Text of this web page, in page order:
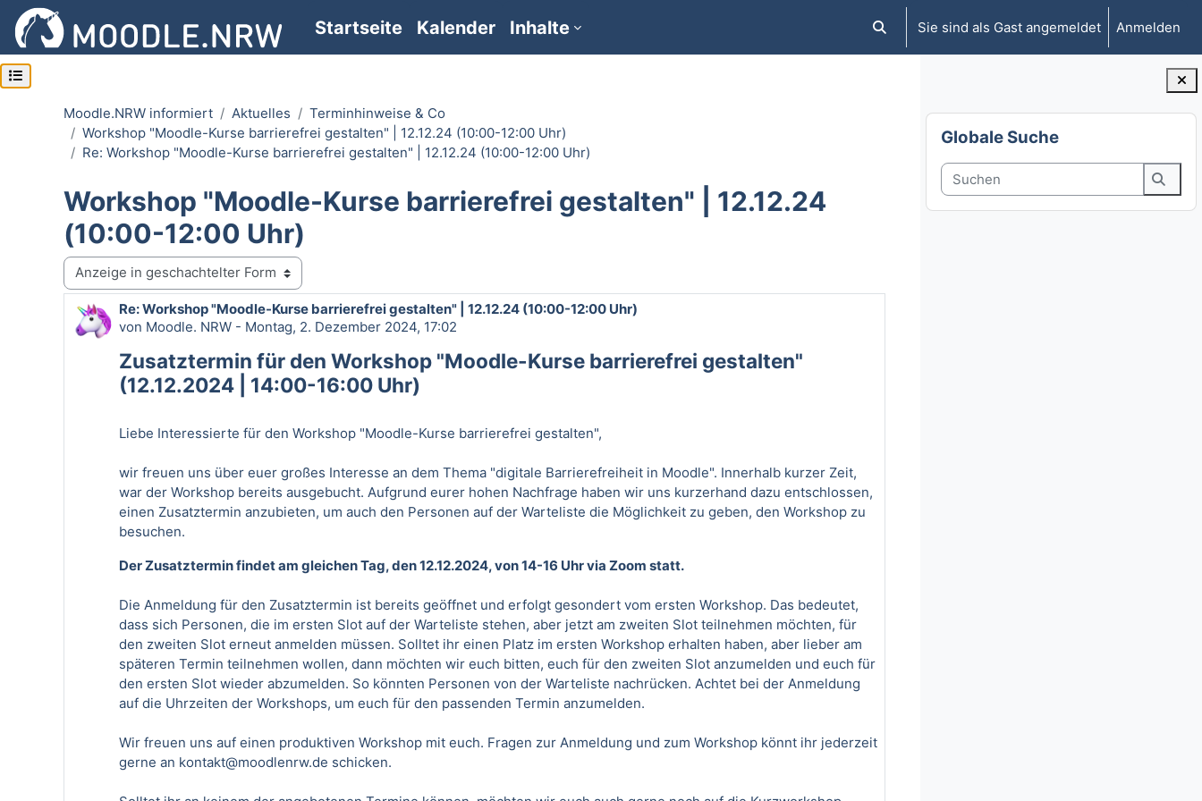
Zum Hauptinhalt
Startseite Kalender Inhalte Sucheingabe umschalten
Sie sind als Gast angemeldet Anmelden
Blöcke
Globale Suche überspringen
Globale Suche
Suchen
Kursindex öffnen
Moodle.NRW informiert Aktuelles
Terminhinweise & Co
Workshop "Moodle-Kurse barrierefrei gestalten" | 12.12.24 (10:00-12:00 Uhr)
Re: Workshop "Moodle-Kurse barrierefrei gestalten" | 12.12.24 (10:00-12:00 Uhr)
Workshop "Moodle-Kurse barrierefrei gestalten" | 12.12.24
(10:00-12:00 Uhr)
Anzeigemodus
Re: Workshop "Moodle-Kurse barrierefrei gestalten" | 12.12.24 (10:00-12:00 Uhr)
von Moodle. NRW - Montag, 2. Dezember 2024, 17:02
Anzahl Antworten: 0
Zusatztermin für den Workshop "Moodle-Kurse barrierefrei gestalten"
(12.12.2024 | 14:00-16:00 Uhr)
Liebe Interessierte für den Workshop "Moodle-Kurse barrierefrei gestalten",
wir freuen uns über euer großes Interesse an dem Thema "digitale Barrierefreiheit in Moodle". Innerhalb kurzer Zeit,
war der Workshop bereits ausgebucht. Aufgrund eurer hohen Nachfrage haben wir uns kurzerhand dazu entschlossen,
einen Zusatztermin anzubieten, um auch den Personen auf der Warteliste die Möglichkeit zu geben, den Workshop zu
besuchen.
Der Zusatztermin findet am gleichen Tag, den 12.12.2024, von 14-16 Uhr via Zoom statt.
Die Anmeldung für den Zusatztermin ist bereits geöffnet und erfolgt gesondert vom ersten Workshop. Das bedeutet,
dass sich Personen, die im ersten Slot auf der Warteliste stehen, aber jetzt am zweiten Slot teilnehmen möchten, für
den zweiten Slot erneut anmelden müssen. Solltet ihr einen Platz im ersten Workshop erhalten haben, aber lieber am
späteren Termin teilnehmen wollen, dann möchten wir euch bitten, euch für den zweiten Slot anzumelden und euch für
den ersten Slot wieder abzumelden. So könnten Personen von der Warteliste nachrücken. Achtet bei der Anmeldung
auf die Uhrzeiten der Workshops, um euch für den passenden Termin anzumelden.
Wir freuen uns auf einen produktiven Workshop mit euch. Fragen zur Anmeldung und zum Workshop könnt ihr jederzeit
gerne an kontakt@moodlenrw.de schicken.